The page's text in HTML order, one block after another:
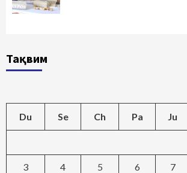
Тақвим
Du Se Ch Pa Ju
3 4 5 6 7